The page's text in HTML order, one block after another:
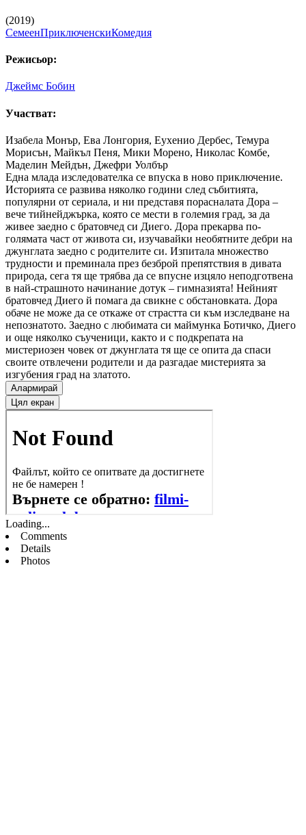
(2019)
СемеенПриключенскиКомедия
Режисьор:
Джеймс Бобин
Участват:
Изабела Монър, Ева Лонгория, Еухенио Дербес, Темура
Морисън, Майкъл Пеня, Мики Морено, Николас Комбе,
Маделин Мейдън, Джефри Уолбър
Една млада изследователка се впуска в ново приключение.
Историята се развива няколко години след събитията,
популярни от сериала, и ни представя порасналата Дора –
вече тийнейджърка, която се мести в големия град, за да
живее заедно с братовчед си Диего. Дора прекарва по-
голямата част от живота си, изучавайки необятните дебри на
джунглата заедно с родителите си. Изпитала множество
трудности и преминала през безброй препятствия в дивата
природа, сега тя ще трябва да се впусне изцяло неподготвена
в най-страшното начинание дотук – гимназията! Нейният
братовчед Диего й помага да свикне с обстановката. Дора
обаче не може да се откаже от страстта си към изследване на
непознатото. Заедно с любимата си маймунка Ботичко, Диего
и още няколко съученици, както и с подкрепата на
мистериозен човек от джунглата тя ще се опита да спаси
своите отвлечени родители и да разгадае мистерията за
изгубения град на златото.
Алармирай
Цял екран
Loading...
Comments
Details
Photos